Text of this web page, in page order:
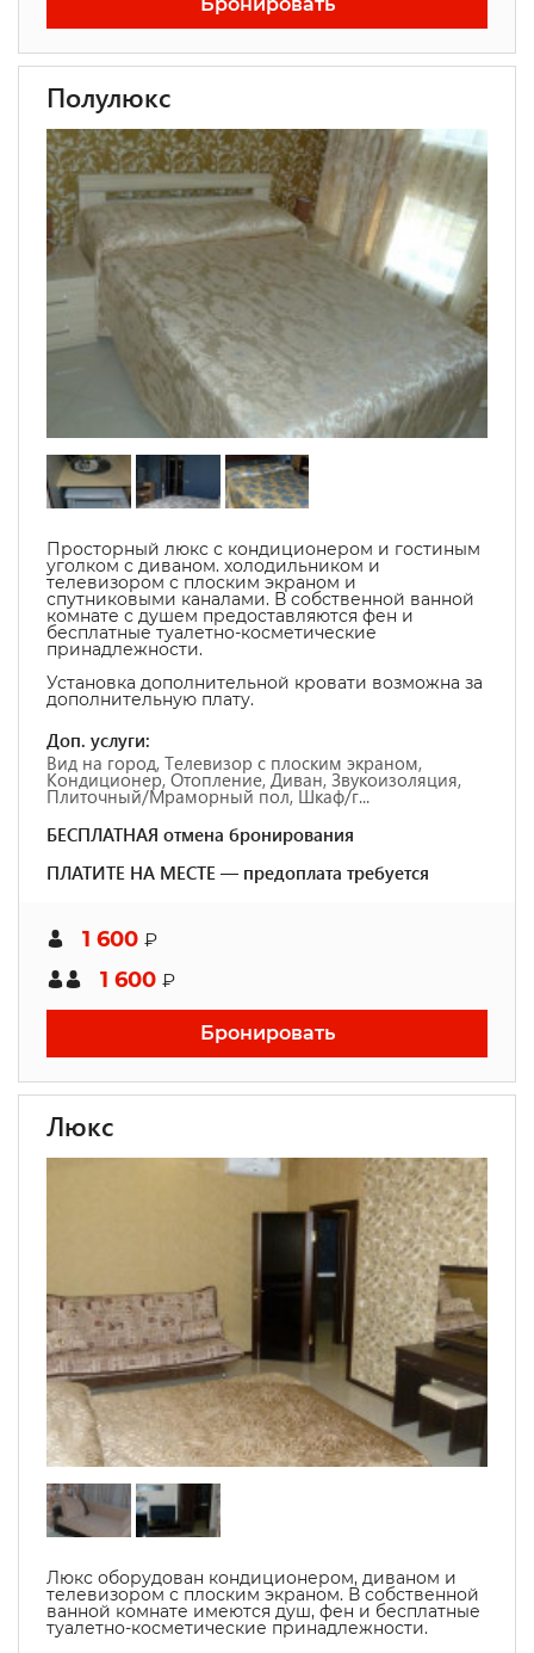
Полулюкс
Просторный люкс с кондиционером и гостиным
уголком с диваном. холодильником и
телевизором с плоским экраном и
спутниковыми каналами. В собственной ванной
комнате с душем предоставляются фен и
бесплатные туалетно-косметические
принадлежности.
Установка дополнительной кровати возможна за
дополнительную плату.
Доп. услуги:
Вид на город, Телевизор с плоским экраном,
Кондиционер, Отопление, Диван, Звукоизоляция,
Плиточный/Мраморный пол, Шкаф/г...
БЕСПЛАТНАЯ отмена бронирования
ПЛАТИТЕ НА МЕСТЕ — предоплата требуется
1 600 ₽
1 600 ₽
Бронировать
Люкс
Люкс оборудован кондиционером, диваном и
телевизором с плоским экраном. В собственной
ванной комнате имеются душ, фен и бесплатные
туалетно-косметические принадлежности.